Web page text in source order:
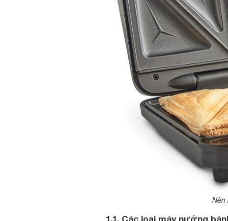
Nên
1.1. Các loại máy nướng